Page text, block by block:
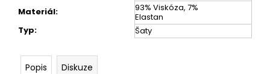
Materiál:
93% Viskóza, 7%
Elastan
Typ: Šaty
Popis Diskuze